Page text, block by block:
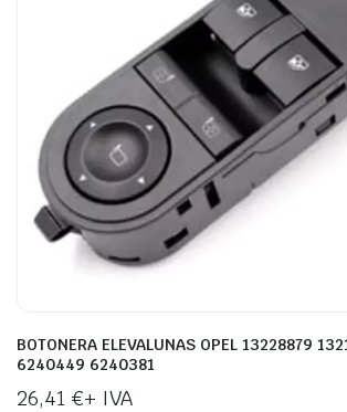
BOTONERA ELEVALUNAS OPEL 13228879
6240449 6240381
26,41 €+ IVA